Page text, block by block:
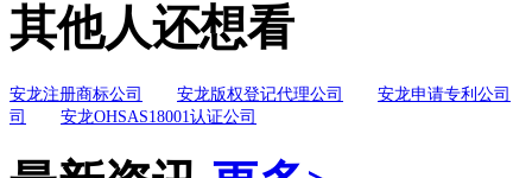
其他人还想看
安龙注册商标公司 安龙版权登记代理公司
安龙申请专利公司
司
安龙OHSAS18001认证公司